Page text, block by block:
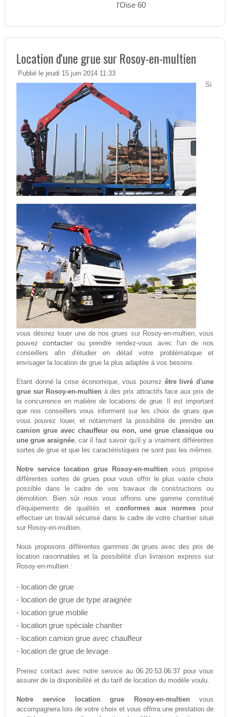
l'Oise 60
Location d'une grue sur Rosoy-en-multien
Publié le jeudi 15 juin 2014 11:33
Si
vous désirez louer une de nos grues sur Rosoy-en-multien, vous
pouvezcontacter ou prendre rendez-vous avec l'un de nos
conseillers afin d'étudier en détail votre problématique et
envisager la location de grue la plus adaptée à vos besoins.
Etant donné la crise économique, vous pourrez être livré d'une
grue sur Rosoy-en-multien à des prix attractifs face aux prix de
la concurrence en matière de locations de grue. Il est important
que nos conseillers vous informent sur les choix de grues que
vous pouvez louer, et notamment la possibilité de prendreun
camion grue avec chauffeur ou non, une grue classique ou
une grue araignée, car il faut savoir qu'il y a vraiment différentes
sortes de grue et que les caractéristiques ne sont pas les mêmes.
Notre service location grue Rosoy-en-multien vous propose
différentes sortes de grues pour vous offrir le plus vaste choix
possible dans le cadre de vos travaux de constructions ou
démolition. Bien sûr nous vous offrons une gamme constitué
d'équipements de qualités et conformes aux normespour
effectuer un travail sécurisé dans le cadre de votre chantier situé
sur Rosoy-en-multien.
Nous proposons différentes gammes de grues avec des prix de
location raisonnables et la possibilité d'un livraison express sur
Rosoy-en-multien :
- location de grue
- location de grue de type araignée
- location grue mobile
- location grue spéciale chantier
- location camion grue avec chauffeur
- location de grue de levage
Prenez contact avec notre service au06.20.53.06.37 pour vous
assurer de la disponibilité et du tarif de location du modèle voulu.
Notre service location grue Rosoy-en-multien vous
accompagnera lors de votre choix et vous offrira une prestation de